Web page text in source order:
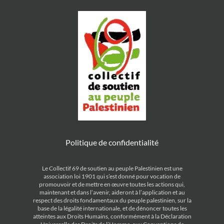
Politique de confidentialité
Le Collectif 69 de soutien au peuple Palestinien est une
association loi 1901 qui s’est donné pour vocation de
promouvoir et de mettre en œuvre toutes les actions qui,
maintenant et dans l’avenir, aideront à l’application et au
respect des droits fondamentaux du peuple palestinien, sur la
base de la légalité internationale, et de dénoncer toutes les
atteintes aux Droits Humains, conformément à la Déclaration